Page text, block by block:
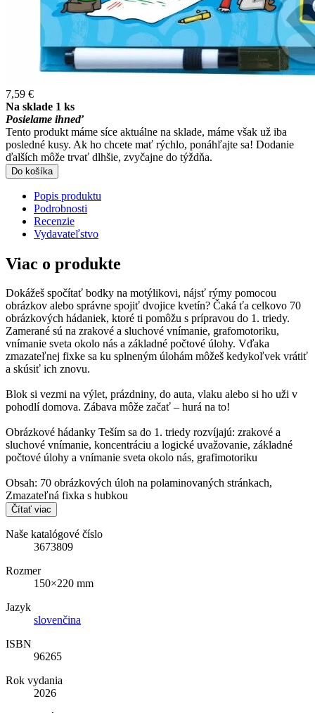
7,59 €
Na sklade 1 ks
Posielame ihneď
Tento produkt máme síce aktuálne na sklade, máme však už iba
posledné kusy. Ak ho chcete mať rýchlo, ponáhľajte sa! Dodanie
ďalších môže trvať dlhšie, zvyčajne do týždňa.
Do košíka
Popis produktu
Podrobnosti
Recenzie
Vydavateľstvo
Viac o produkte
Dokážeš spočítať bodky na motýlikovi, nájsť rýmy pomocou
obrázkov alebo správne spojiť dvojice kvetín? Čaká ťa celkovo 70
obrázkových hádaniek, ktoré ti pomôžu s prípravou do 1. triedy.
Zamerané sú na zrakové a sluchové vnímanie, grafomotoriku,
vnímanie sveta okolo nás a základné počtové úlohy. Vďaka
zmazateľnej fixke sa ku splneným úlohám môžeš kedykoľvek vrátiť
a skúsiť ich znovu.
Blok si vezmi na výlet, prázdniny, do auta, vlaku alebo si ho uži v
pohodlí domova. Zábava môže začať – hurá na to!
Obrázkové hádanky Teším sa do 1. triedy rozvíjajú: zrakové a
sluchové vnímanie, koncentráciu a logické uvažovanie, základné
počtové úlohy a vnímanie sveta okolo nás, grafimotoriku
Obsah: 70 obrázkových úloh na polaminovaných stránkach,
Zmazateľná fixka s hubkou
Čítať viac
Naše katalógové číslo
3673809
Rozmer
150×220 mm
Jazyk
slovenčina
ISBN
96265
Rok vydania
2026